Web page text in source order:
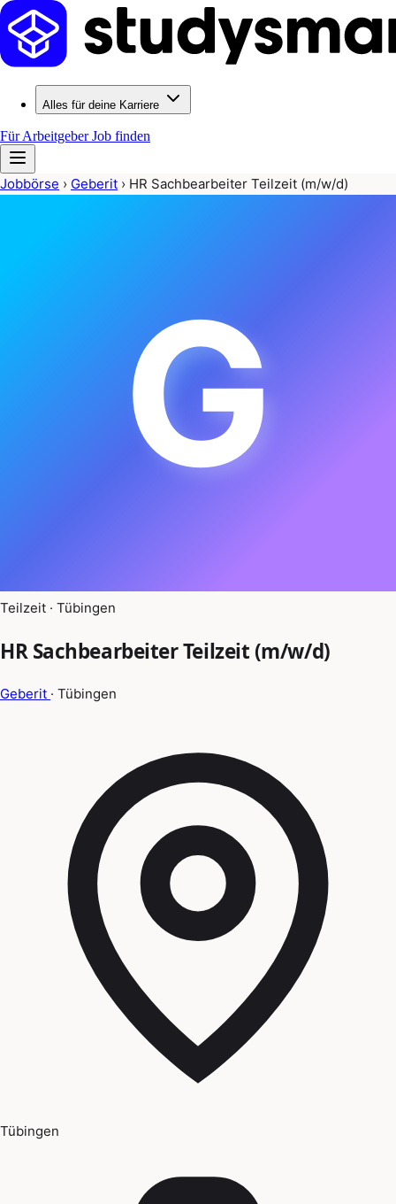
Alles für deine Karriere
Für ArbeitgeberJob finden
Jobbörse › Geberit › HR Sachbearbeiter Teilzeit (m/w/d)
G
Teilzeit · Tübingen
HR Sachbearbeiter Teilzeit (m/w/d)
Geberit · Tübingen
Tübingen